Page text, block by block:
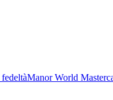
Manor World